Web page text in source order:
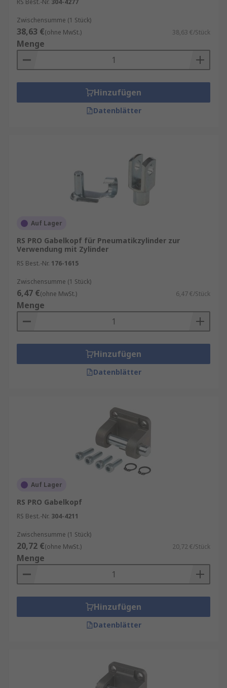
RS Best.-Nr. 304-4277
Zwischensumme (1 Stück)
38,63 €(ohne MwSt.) 38,63 €/Stück
Menge
Hinzufügen
Datenblätter
Auf Lager
RS PRO Gabelkopf für Pneumatikzylinder zur
Verwendung mit Zylinder
RS Best.-Nr. 176-1615
Zwischensumme (1 Stück)
6,47 €(ohne MwSt.) 6,47 €/Stück
Menge
Hinzufügen
Datenblätter
Auf Lager
RS PRO Gabelkopf
RS Best.-Nr. 304-4211
Zwischensumme (1 Stück)
20,72 €(ohne MwSt.) 20,72 €/Stück
Menge
Hinzufügen
Datenblätter